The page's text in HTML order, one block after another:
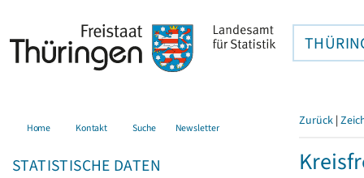
Home Kontakt Suche Newsletter
STATISTISCHE DATEN
Zurück |